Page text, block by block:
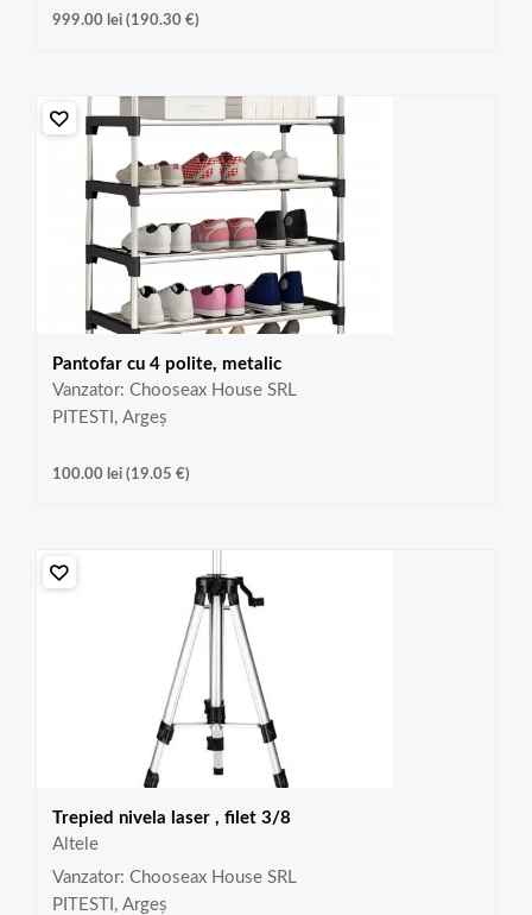
999.00 lei(190.30 €)
Pantofar cu 4 polite, metalic
Vanzator: Chooseax House SRL
PITESTI, Argeș
100.00 lei(19.05 €)
Trepied nivela laser , filet 3/8
Altele
Vanzator: Chooseax House SRL
PITESTI, Argeș